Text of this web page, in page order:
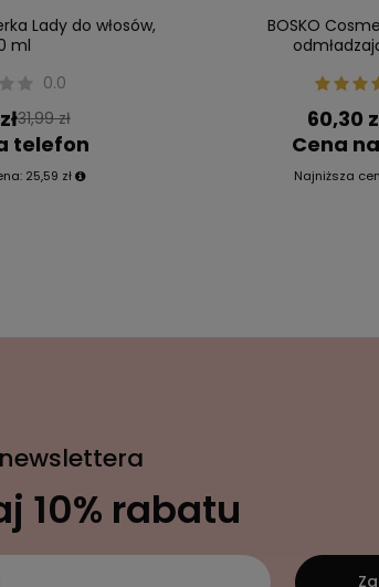
Lady do włosów,
ml
0.0
31,99 zł
telefon
25,59 zł
BOSKO
60,30
Cena
Najniższa
10% rabatu